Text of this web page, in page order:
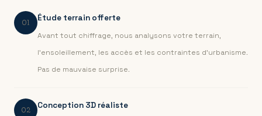
01 Étude terrain offerte
Avant tout chiffrage, nous analysons votre terrain,
l'ensoleillement, les accès et les contraintes d'urbanisme.
Pas de mauvaise surprise.
02 Conception 3D réaliste